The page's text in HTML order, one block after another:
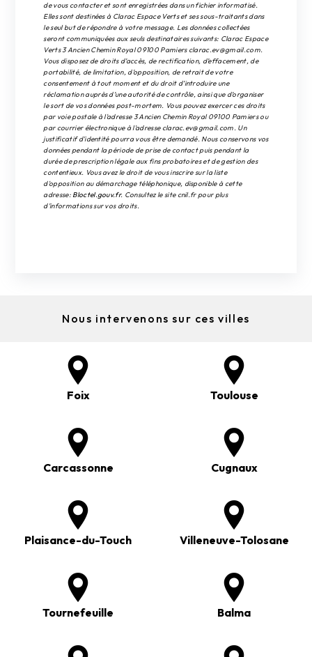
de vous contacter et sont enregistrées dans un fichier informatisé.
Elles sont destinées à Clarac Espace Verts et ses sous-traitants dans
le seul but de répondre à votre message. Les données collectées
seront communiquées aux seuls destinataires suivants: Clarac Espace
Verts 3 Ancien Chemin Royal 09100 Pamiers clarac.ev@gmail.com.
Vous disposez de droits d’accès, de rectification, d’effacement, de
portabilité, de limitation, d’opposition, de retrait de votre
consentement à tout moment et du droit d’introduire une
réclamation auprès d’une autorité de contrôle, ainsi que d’organiser
le sort de vos données post-mortem. Vous pouvez exercer ces droits
par voie postale à l'adresse 3 Ancien Chemin Royal 09100 Pamiers ou
par courrier électronique à l'adresse clarac.ev@gmail.com. Un
justificatif d'identité pourra vous être demandé. Nous conservons vos
données pendant la période de prise de contact puis pendant la
durée de prescription légale aux fins probatoires et de gestion des
contentieux. Vous avez le droit de vous inscrire sur la liste
d'opposition au démarchage téléphonique, disponible à cette
adresse: Bloctel.gouv.fr. Consultez le site cnil.fr pour plus
d’informations sur vos droits.
Nous intervenons sur ces villes
Foix Toulouse
Carcassonne Cugnaux
Plaisance-du-Touch Villeneuve-Tolosane
Tournefeuille Balma